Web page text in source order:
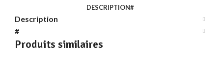
DESCRIPTION#
Description
#
Produits similaires